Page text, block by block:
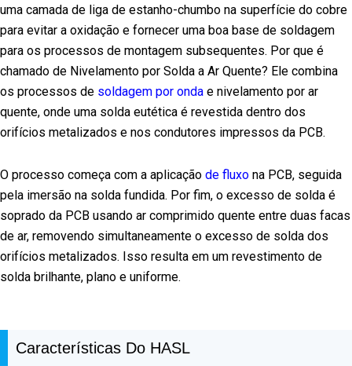
uma camada de liga de estanho-chumbo na superfície do cobre
para evitar a oxidação e fornecer uma boa base de soldagem
para os processos de montagem subsequentes. Por que é
chamado de Nivelamento por Solda a Ar Quente? Ele combina
os processos de soldagem por onda e nivelamento por ar
quente, onde uma solda eutética é revestida dentro dos
orifícios metalizados e nos condutores impressos da PCB.
O processo começa com a aplicação de fluxo na PCB, seguida
pela imersão na solda fundida. Por fim, o excesso de solda é
soprado da PCB usando ar comprimido quente entre duas facas
de ar, removendo simultaneamente o excesso de solda dos
orifícios metalizados. Isso resulta em um revestimento de
solda brilhante, plano e uniforme.
Características Do HASL